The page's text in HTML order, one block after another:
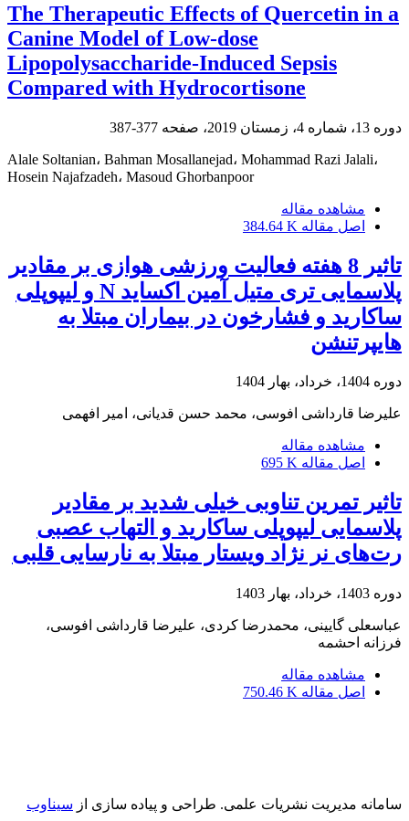
The Therapeutic Effects of Quercetin in a
Canine Model of Low-dose
Lipopolysaccharide-Induced Sepsis
Compared with Hydrocortisone
دوره 13، شماره 4، زمستان 2019، صفحه 377-387
Alale Soltanian، Bahman Mosallanejad، Mohammad Razi Jalali،
Hosein Najafzadeh، Masoud Ghorbanpoor
مشاهده مقاله
اصل مقاله 384.64 K
تاثیر 8 هفته فعالیت ورزشی هوازی بر مقادیر
پلاسمایی تری متیل آمین اکساید N و لیپوپلی
ساکارید و فشارخون در بیماران مبتلا به
هایپرتنشن
دوره 1404، خرداد، بهار 1404
علیرضا قارداشی افوسی، محمد حسن قدیانی، امیر افهمی
مشاهده مقاله
اصل مقاله 695 K
تاثیر تمرین تناوبی خیلی شدید بر مقادیر
پلاسمایی لیپوپلی ساکارید و التهاب عصبی
رت‌های نر نژاد ویستار مبتلا به نارسایی قلبی
دوره 1403، خرداد، بهار 1403
عباسعلی گایینی، محمدرضا کردی، علیرضا قارداشی افوسی،
فرزانه احشمه
مشاهده مقاله
اصل مقاله 750.46 K
سامانه مدیریت نشریات علمی. طراحی و پیاده سازی از سیناوب